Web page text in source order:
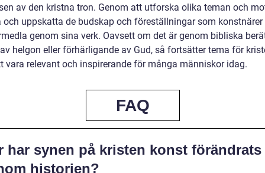
av den kristna tron. Genom att utforska olika teman och
och uppskatta de budskap och föreställningar som konstnärer
genom sina verk. Oavsett om det är genom bibliska
helgon eller förhärligande av Gud, så fortsätter tema för
vara relevant och inspirerande för många människor idag.
FAQ
har synen på kristen konst förändrats
historien?